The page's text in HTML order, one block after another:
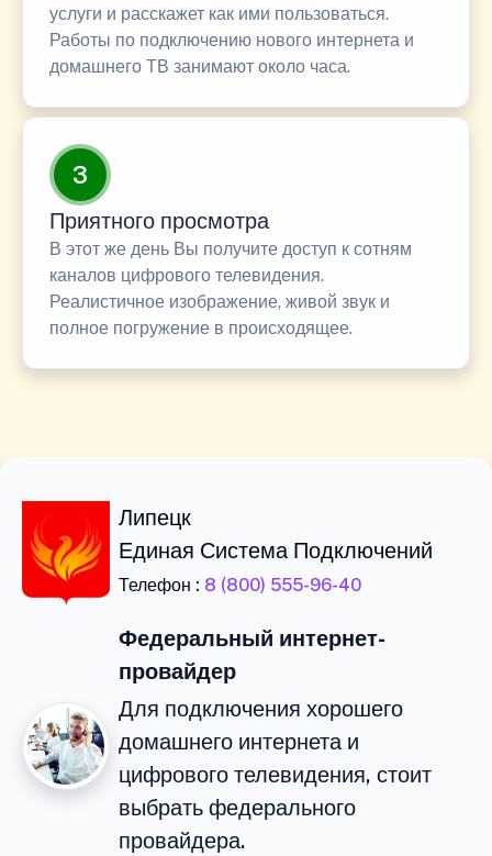
услуги и расскажет как ими пользоваться.
Работы по подключению нового интернета и
домашнего ТВ занимают около часа.
3
Приятного просмотра
В этот же день Вы получите доступ к сотням
каналов цифрового телевидения.
Реалистичное изображение, живой звук и
полное погружение в происходящее.
Липецк
Единая Система Подключений
Телефон : 8 (800) 555-96-40
Федеральный интернет-
провайдер
Для подключения хорошего
домашнего интернета и
цифрового телевидения, стоит
выбрать федерального
провайдера.